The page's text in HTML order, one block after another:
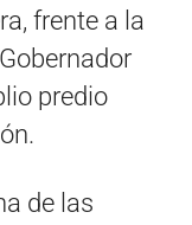
frente a la
predio
de las